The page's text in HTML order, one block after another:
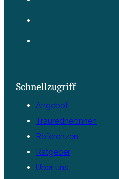
Schnellzugriff
Angebot
Trauredner:innen
Referenzen
Ratgeber
Über uns